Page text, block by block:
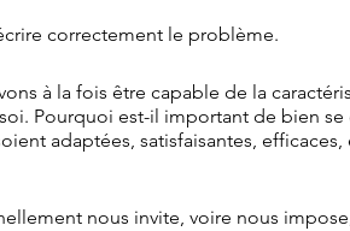
correctement le problème.
à la fois être capable de la
Pourquoi est-il important de bien
adaptées, satisfaisantes, efficaces,
nous invite, voire nous